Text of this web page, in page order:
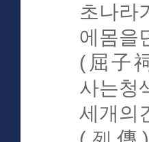
초나라
에몸을
(屈子
사는청
세개의